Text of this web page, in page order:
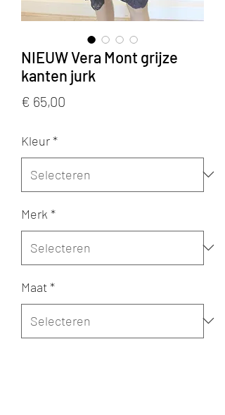
NIEUW Vera Mont grijze
kanten jurk
€ 65,00
Kleur*
Merk *
Maat*